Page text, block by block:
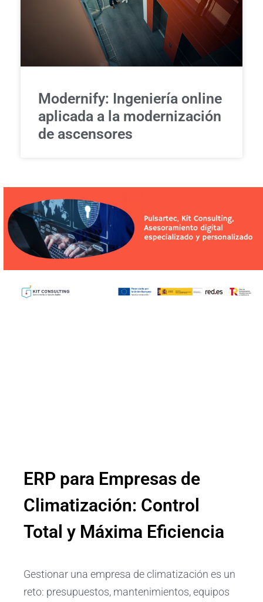
Modernify: Ingeniería online
aplicada a la modernización
de ascensores
ERP para Empresas de
Climatización: Control
Total y Máxima Eficiencia
Gestionar una empresa de climatización es un
reto: presupuestos, mantenimientos, equipos